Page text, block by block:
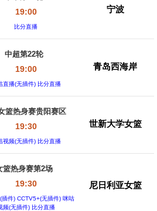
19:00
比分直播
宁波
中超第22轮
19:00
直播(无插件) 比分直播
青岛西海岸
篮热身赛贵阳赛区
19:30
视频(无插件) 比分直播
世新大学女篮
篮热身赛第2场
19:30
插件) CCTV5+(无插件) 咪咕
频(无插件) 比分直播
尼日利亚女篮